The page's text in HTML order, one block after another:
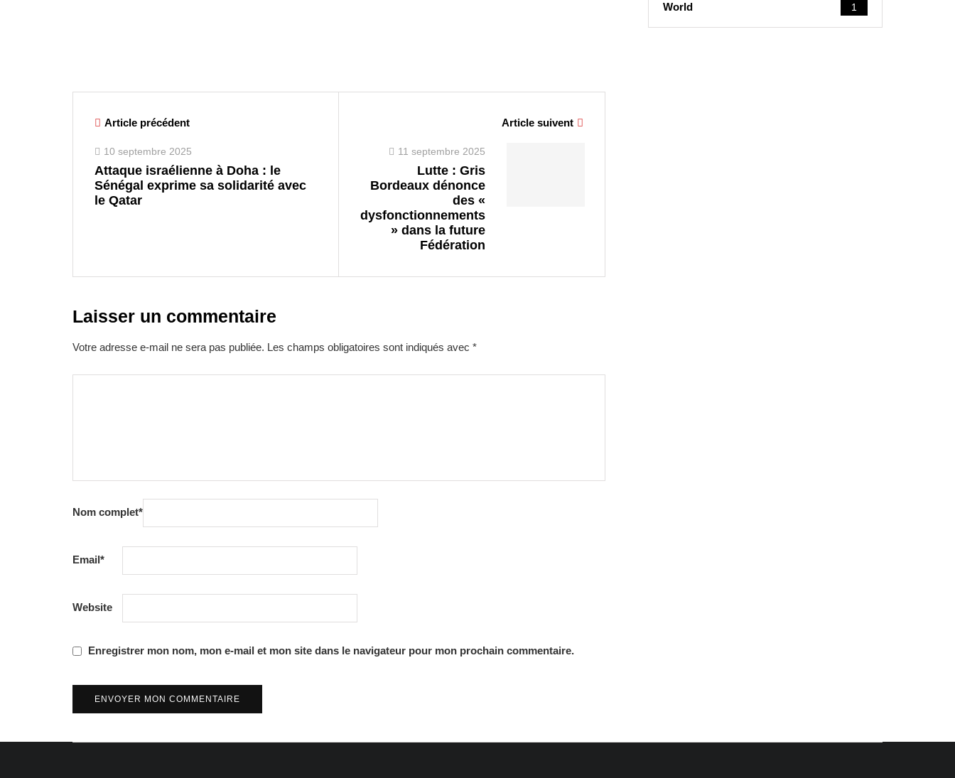
World 1
Article précédent
10 septembre 2025
Attaque israélienne à Doha : le
Sénégal exprime sa solidarité avec
le Qatar
Article suivent
11 septembre 2025
Lutte : Gris
Bordeaux dénonce
des «
dysfonctionnements
» dans la future
Fédération
Laisser un commentaire
Votre adresse e-mail ne sera pas publiée. Les champs obligatoires sont indiqués avec *
Nom complet*
Email*
Website
Enregistrer mon nom, mon e-mail et mon site dans le navigateur pour mon prochain commentaire.